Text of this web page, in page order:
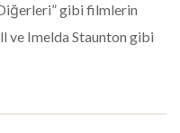
gibi filmlerin
ve Imelda Staunton gibi